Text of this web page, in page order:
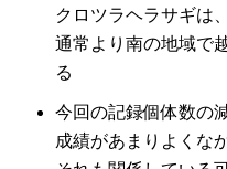
クロツラヘラサギは
通常より南の地域で
る
今回の記録個体数の
成績があまりよくな